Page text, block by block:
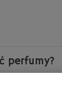
perfumy?
mody już od